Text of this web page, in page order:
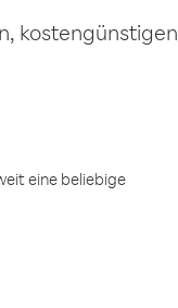
kostengünstigen
eine beliebige